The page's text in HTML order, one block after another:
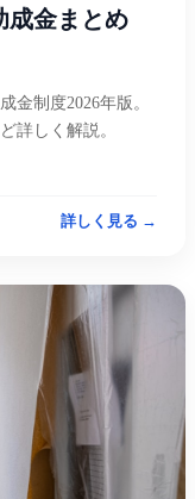
成金まとめ
金制度2026年版。
詳しく解説。
詳しく見る →